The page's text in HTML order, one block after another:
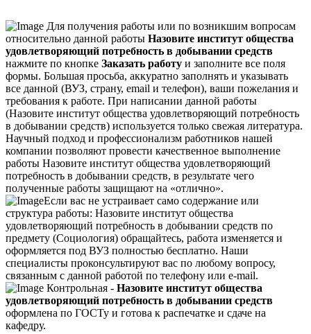
Для получения работы или по возникшим вопросам
относительно данной работы Назовите институт общества
удовлетворяющий потребность в добывании средств
нажмите по кнопке Заказать работу и заполните все поля
формы. Большая просьба, аккуратно заполнять и указывать
все данной (ВУЗ, страну, email и телефон), ваши пожелания и
требования к работе. При написании данной работы
(Назовите институт общества удовлетворяющий потребность
в добывании средств) используется только свежая литература.
Научный подход и профессионализм работников нашей
компании позволяют провести качественное выполнение
работы Назовите институт общества удовлетворяющий
потребность в добывании средств, в результате чего
полученные работы защищают на «отлично».
Если вас не устраивает само содержание или
структура работы: Назовите институт общества
удовлетворяющий потребность в добывании средств по
предмету (Социология) обращайтесь, работа изменяется и
оформляется под ВУЗ полностью бесплатно. Наши
специалисты проконсультируют вас по любому вопросу,
связанным с данной работой по телефону или e-mail.
Контрольная - Назовите институт общества
удовлетворяющий потребность в добывании средств
оформлена по ГОСТу и готова к распечатке и сдаче на
кафедру.